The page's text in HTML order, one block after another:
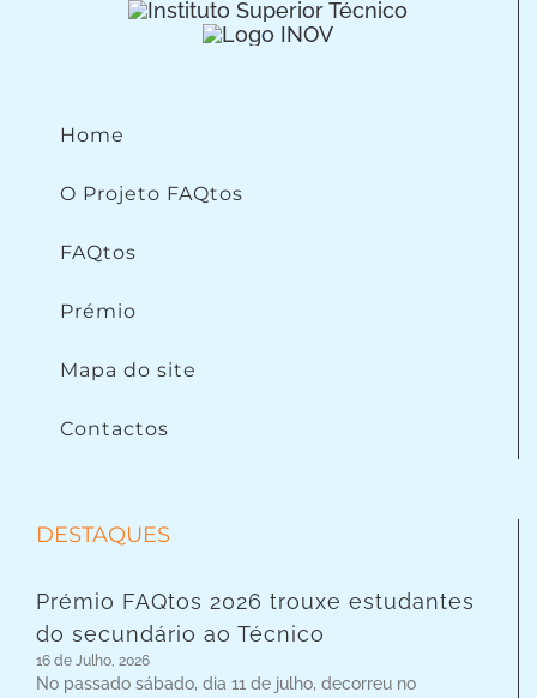
Home
O Projeto FAQtos
FAQtos
Prémio
Mapa do site
Contactos
DESTAQUES
Prémio FAQtos 2026 trouxe estudantes
do secundário ao Técnico
16 de Julho, 2026
No passado sábado, dia 11 de julho, decorreu no